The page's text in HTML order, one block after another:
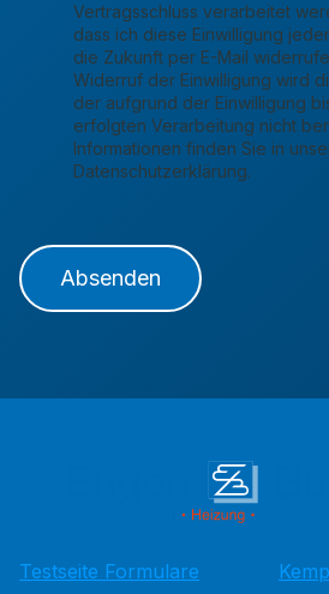
Vertragsschluss verarbeitet
dass ich diese Einwilligung
die Zukunft per E-Mail
Widerruf der Einwilligung wird
der aufgrund der Einwilligung
erfolgten Verarbeitung nicht
Informationen finden Sie in
Datenschutzerklärung.
Absenden
Testseite Formulare